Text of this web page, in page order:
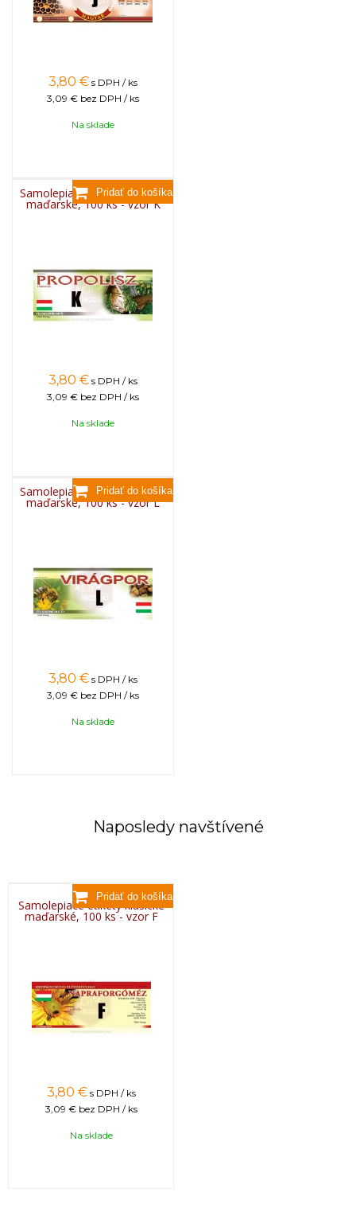
3,80 € s DPH / ks
3,09 € bez DPH / ks
Na sklade
Samolepiace etikety klasické
maďarské, 100 ks - vzor K
3,80 € s DPH / ks
3,09 € bez DPH / ks
Na sklade
Samolepiace etikety klasické
maďarské, 100 ks - vzor L
3,80 € s DPH / ks
3,09 € bez DPH / ks
Na sklade
Naposledy navštívené
Samolepiace etikety klasické
maďarské, 100 ks - vzor F
3,80 € s DPH / ks
3,09 € bez DPH / ks
Na sklade